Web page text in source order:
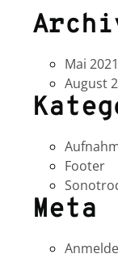
Mai 2021
August
Footer
Meta